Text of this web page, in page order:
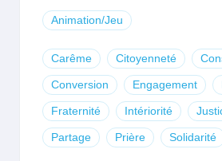
Animation/Jeu
Carême Citoyenneté
Conversion Engagement
Fraternité Intériorité
Partage Prière Solidarité